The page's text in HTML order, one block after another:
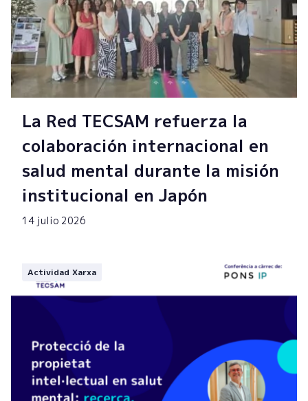
La Red TECSAM refuerza la
colaboración internacional en
salud mental durante la misión
institucional en Japón
14 julio 2026
Actividad Xarxa